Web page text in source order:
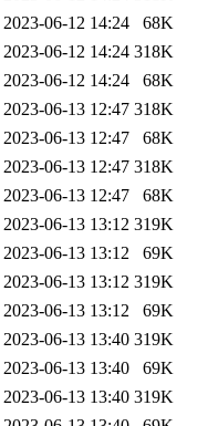
2023-06-12 14:24
68K
2023-06-12 14:24 318K
2023-06-12 14:24
68K
2023-06-13 12:47 318K
2023-06-13 12:47
68K
2023-06-13 12:47 318K
2023-06-13 12:47
68K
2023-06-13 13:12 319K
2023-06-13 13:12
69K
2023-06-13 13:12 319K
2023-06-13 13:12
69K
2023-06-13 13:40 319K
2023-06-13 13:40
69K
2023-06-13 13:40 319K